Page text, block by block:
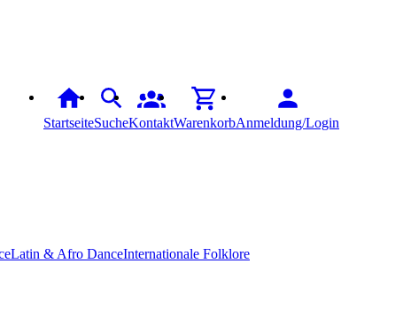
StartseiteSucheKontaktWarenkorbAnmeldung/Login
Latin & Afro DanceInternationale Folklore